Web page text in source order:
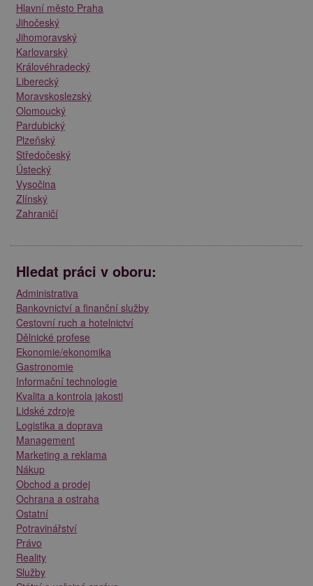
Hlavní město Praha
Jihočeský
Jihomoravský
Karlovarský
Královéhradecký
Liberecký
Moravskoslezský
Olomoucký
Pardubický
Plzeňský
Středočeský
Ústecký
Vysočina
Zlínský
Zahraničí
Hledat práci v oboru:
Administrativa
Bankovnictví a finanční služby
Cestovní ruch a hotelnictví
Dělnické profese
Ekonomie/ekonomika
Gastronomie
Informační technologie
Kvalita a kontrola jakosti
Lidské zdroje
Logistika a doprava
Management
Marketing a reklama
Nákup
Obchod a prodej
Ochrana a ostraha
Ostatní
Potravinářství
Právo
Reality
Služby